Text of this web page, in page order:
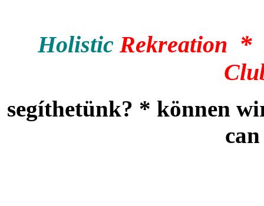
Holistic Rekreation *
segíthetünk? * können